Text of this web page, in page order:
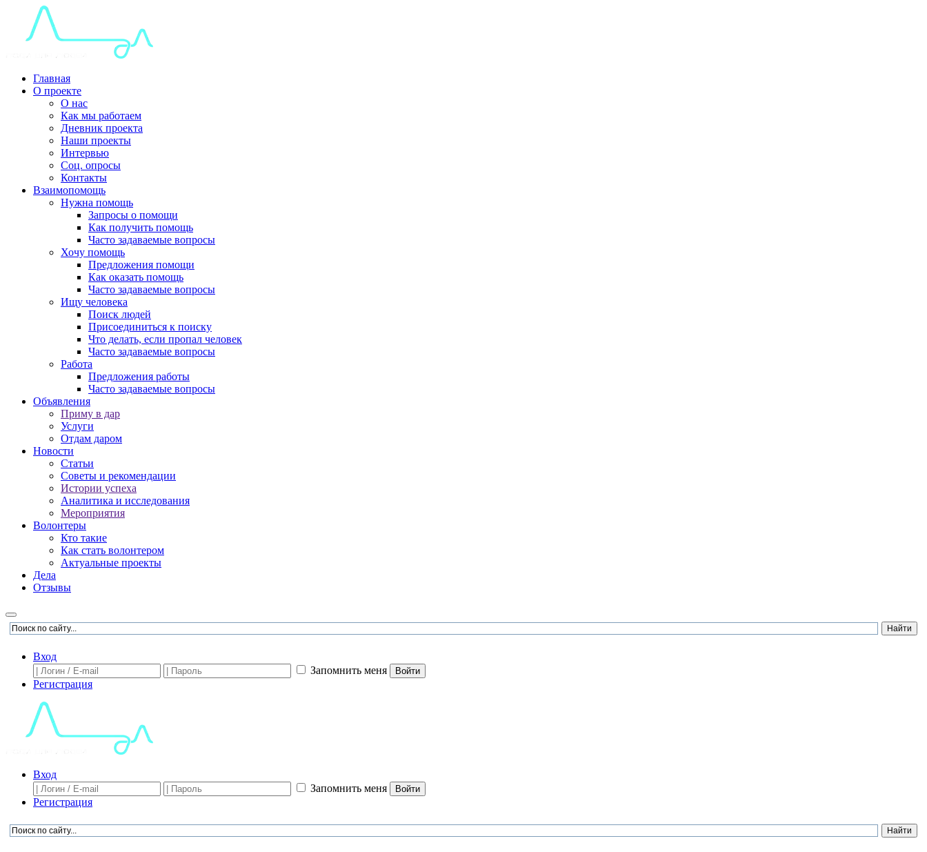
Главная
О проекте
О нас
Как мы работаем
Дневник проекта
Наши проекты
Интервью
Соц. опросы
Контакты
Взаимопомощь
Нужна помощь
Запросы о помощи
Как получить помощь
Часто задаваемые вопросы
Хочу помощь
Предложения помощи
Как оказать помощь
Часто задаваемые вопросы
Ищу человека
Поиск людей
Присоединиться к поиску
Что делать, если пропал человек
Часто задаваемые вопросы
Работа
Предложения работы
Часто задаваемые вопросы
Объявления
Приму в дар
Услуги
Отдам даром
Новости
Статьи
Советы и рекомендации
Истории успеха
Аналитика и исследования
Мероприятия
Волонтеры
Кто такие
Как стать волонтером
Актуальные проекты
Дела
Отзывы
Вход
Запомнить меня
Войти
Регистрация
Вход
Запомнить меня
Войти
Регистрация